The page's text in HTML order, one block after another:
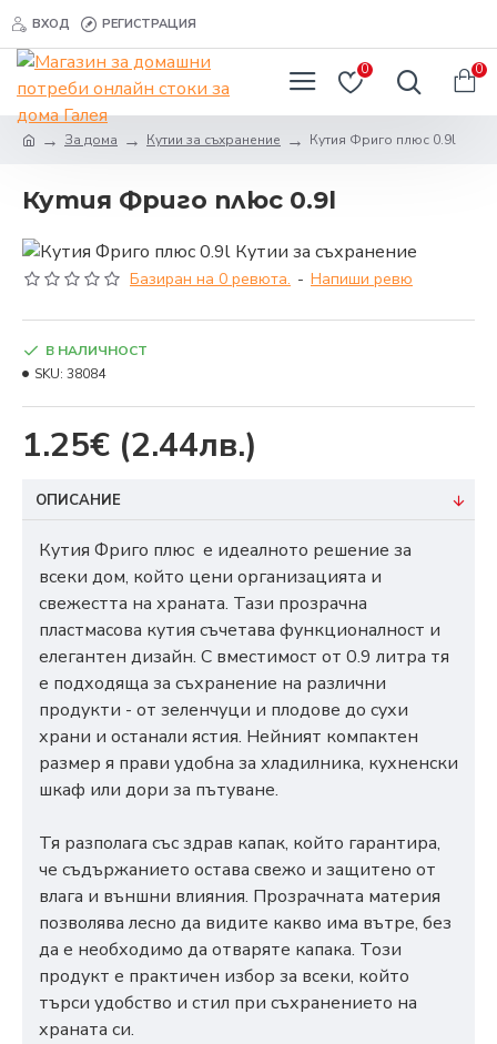
ВХОД РЕГИСТРАЦИЯ
0 0
За дома Кутии за съхранение Кутия Фриго плюс 0.9l
Кутия Фриго плюс 0.9l
Базиран на 0 ревюта. - Напиши ревю
1.25€ (2.44лв.)
В НАЛИЧНОСТ
SKU: 38084
ОПИСАНИЕ
Кутия Фриго плюс е идеалното решение за
всеки дом, който цени организацията и
свежестта на храната. Тази прозрачна
пластмасова кутия съчетава функционалност и
елегантен дизайн. С вместимост от 0.9 литра тя
е подходяща за съхранение на различни
продукти - от зеленчуци и плодове до сухи
храни и останали ястия. Нейният компактен
размер я прави удобна за хладилника, кухненски
шкаф или дори за пътуване.
Тя разполага със здрав капак, който гарантира,
че съдържанието остава свежо и защитено от
влага и външни влияния. Прозрачната материя
позволява лесно да видите какво има вътре, без
да е необходимо да отваряте капака. Този
продукт е практичен избор за всеки, който
търси удобство и стил при съхранението на
храната си.